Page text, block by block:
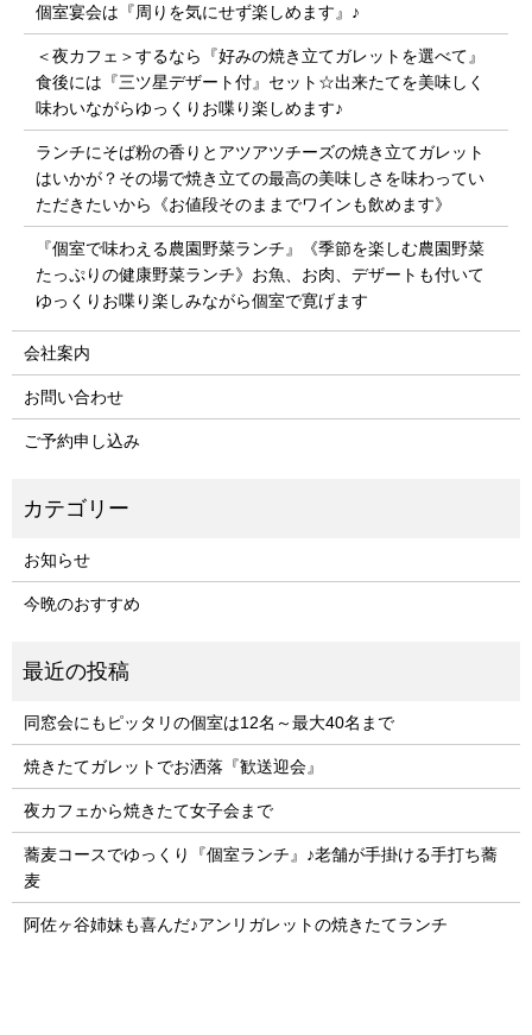
個室宴会は『周りを気にせず楽しめます』♪
＜夜カフェ＞するなら『好みの焼き立てガレットを選べて』
食後には『三ツ星デザート付』セット☆出来たてを美味しく
味わいながらゆっくりお喋り楽しめます♪
ランチにそば粉の香りとアツアツチーズの焼き立てガレット
はいかが？その場で焼き立ての最高の美味しさを味わってい
ただきたいから《お値段そのままでワインも飲めます》
『個室で味わえる農園野菜ランチ』《季節を楽しむ農園野菜
たっぷりの健康野菜ランチ》お魚、お肉、デザートも付いて
ゆっくりお喋り楽しみながら個室で寛げます
会社案内
お問い合わせ
ご予約申し込み
お知らせ
今晩のおすすめ
同窓会にもピッタリの個室は12名～最大40名まで
焼きたてガレットでお洒落『歓送迎会』
夜カフェから焼きたて女子会まで
蕎麦コースでゆっくり『個室ランチ』♪老舗が手掛ける手打ち蕎
麦
阿佐ヶ谷姉妹も喜んだ♪アンリガレットの焼きたてランチ